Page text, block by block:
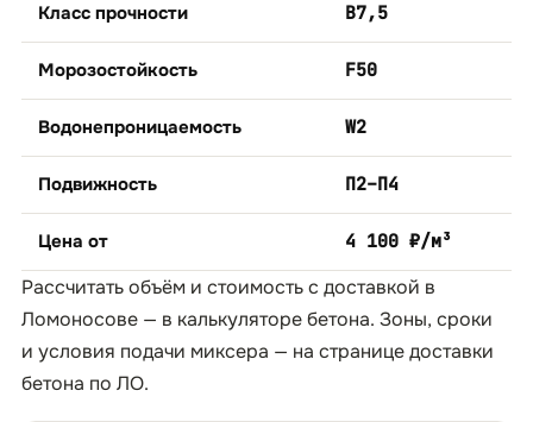
Класс прочности B7,5
Морозостойкость F50
Водонепроницаемость W2
Подвижность П2–П4
Цена от 4 100 ₽/м³
Рассчитать объём и стоимость с доставкой в
Ломоносове — в калькуляторе бетона. Зоны, сроки
и условия подачи миксера — на страницедоставки
бетона по ЛО.